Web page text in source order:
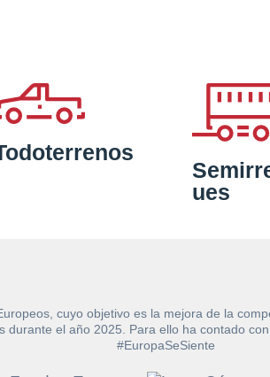
ues
cuyo objetivo es la mejora de la
el año 2025. Para ello ha contado
#EuropaSeSiente